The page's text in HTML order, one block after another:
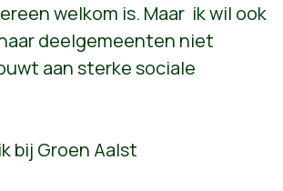
welkom is. Maar ik wil ook
deelgemeenten niet
aan sterke sociale
bij Groen Aalst